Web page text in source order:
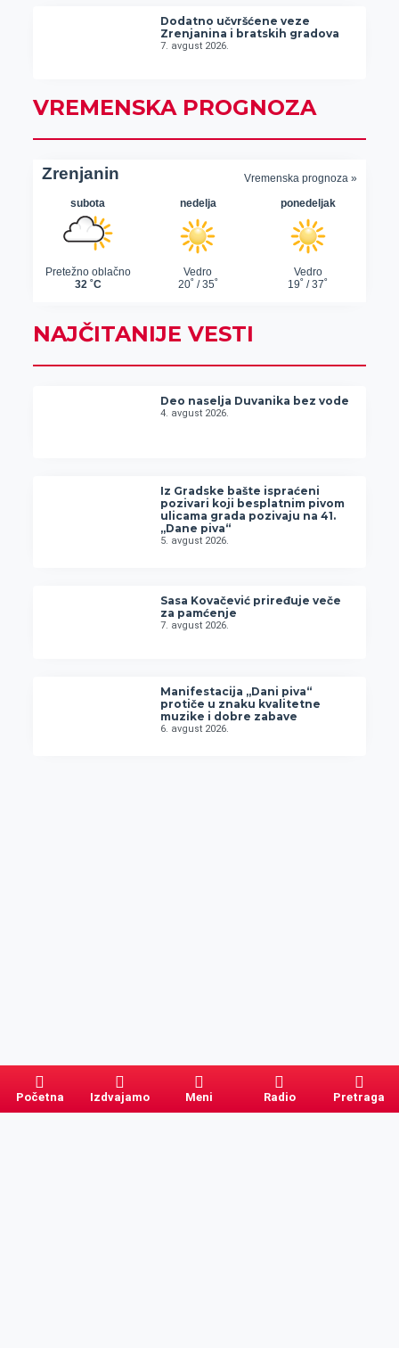
Dodatno učvršćene veze
Zrenjanina i bratskih gradova
7. avgust 2026.
VREMENSKA PROGNOZA
NAJČITANIJE VESTI
Deo naselja Duvanika bez vode
4. avgust 2026.
Iz Gradske bašte ispraćeni
pozivari koji besplatnim pivom
ulicama grada pozivaju na 41.
„Dane piva“
5. avgust 2026.
Sasa Kovačević priređuje veče
za pamćenje
7. avgust 2026.
Manifestacija „Dani piva“
protiče u znaku kvalitetne
muzike i dobre zabave
6. avgust 2026.
Početna Izdvajamo Meni Radio Pretraga